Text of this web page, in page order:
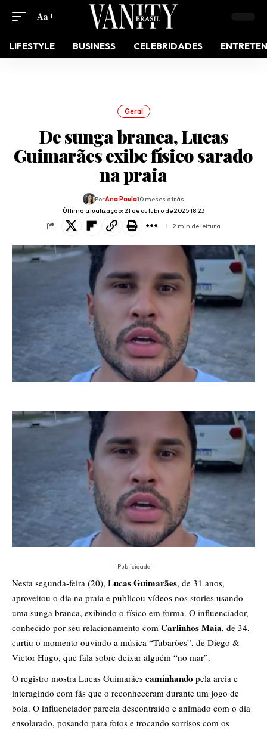
Aa
LIFESTYLE BUSINESS CELEBRIDADES
Geral
De sunga branca, Lucas
Guimarães exibe físico sarado
na praia
Última atualização: 21 de outubro de 2025 18:23
PorAna Paula10 meses atrás
2 min de leitura
- Publicidade -
Nesta segunda-feira (20), Lucas Guimarães, de 31 anos,
aproveitou o dia na praia e publicou vídeos nos stories usando
uma sunga branca, exibindo o físico em forma. O influenciador,
conhecido por seu relacionamento com Carlinhos Maia, de 34,
curtiu o momento ouvindo a música “Tubarões”, de Diego &
Victor Hugo, que fala sobre deixar alguém “no mar”.
O registro mostra Lucas Guimarães caminhando pela areia e
interagindo com fãs que o reconheceram durante um jogo de
bola. O influenciador parecia descontraído e animado com o dia
ensolarado, posando para fotos e trocando sorrisos com os